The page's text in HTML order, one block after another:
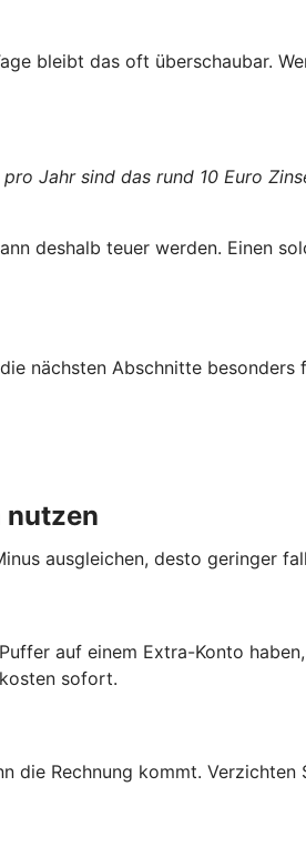
bleibt das oft überschaubar.
Jahr sind das rund 10 Euro
deshalb teuer werden. Einen
nächsten Abschnitte besonders
nutzen
ausgleichen, desto geringer
auf einem Extra-Konto
sofort.
die Rechnung kommt.